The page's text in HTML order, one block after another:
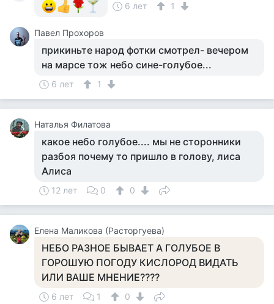
6 лет
1
Павел Прохоров
прикиньте народ фотки смотрел- вечером
на марсе тож небо сине-голубое...
6 лет 1
Наталья Филатова
какое небо голубое.... мы не сторонники
разбоя почему то пришло в голову, лиса
Алиса
12 лет 0 0
Елена Маликова (Расторгуева)
НЕБО РАЗНОЕ БЫВАЕТ А ГОЛУБОЕ В
ГОРОШУЮ ПОГОДУ КИСЛОРОД ВИДАТЬ
ИЛИ ВАШЕ МНЕНИЕ????
6 лет 1 0